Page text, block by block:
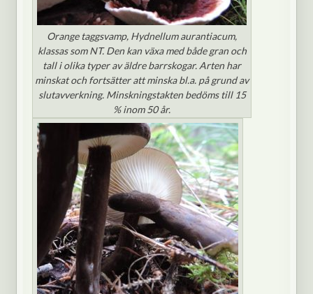
Orange taggsvamp, Hydnellum aurantiacum,
klassas som NT. Den kan växa med både gran och
tall i olika typer av äldre barrskogar. Arten har
minskat och fortsätter att minska bl.a. på grund av
slutavverkning. Minskningstakten bedöms till 15
% inom 50 år.